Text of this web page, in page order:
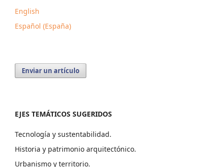
English
Español (España)
Enviar un artículo
EJES TEMÁTICOS SUGERIDOS
Tecnología y sustentabilidad.
Historia y patrimonio arquitectónico.
Urbanismo y territorio.